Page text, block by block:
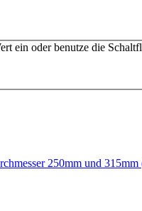
ein oder benutze die
250mm und